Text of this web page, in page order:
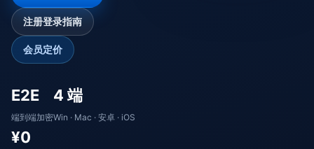
注册登录指南
会员定价
E2E
端到端加密
4 端
Win · Mac · 安卓 · iOS
¥0